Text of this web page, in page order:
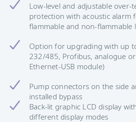
Low-level and adjustable over-
protection with acoustic alarm
flammable and non-flammable
Option for upgrading with up
232/485, Profibus, analogue
Ethernet-USB module)
Pump connectors on the side
installed bypass
Back-lit graphic LCD display
different display modes